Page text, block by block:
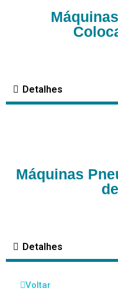
Detalhes
Máquinas
Detalhes
Voltar